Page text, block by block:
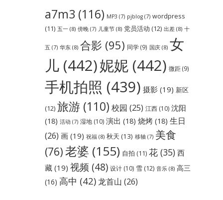
a7m3 (116) MP3 (7) pjblog(7) wordpress
(11) 五一(8) 傍晚(7) 儿童节(8) 党员活动 (12) 出差(8) 十
五 (7) 华东(8) 合影 (95) 同学(9) 国庆(8) 女
儿(442)妮妮(442) 微距(9)
手机拍照 (439) 摄影(19) 新区
(12) 旅游(110) 校园 (25) 江西(10) 沈阳
(18) 活动 (7) 湿地(10) 演出 (18) 烧烤(18) 生日
(26) 画(19) 祝福(8) 秋天 (13) 移轴(7) 美食
(76)老婆 (155) 自拍 (11) 花(35) 西
藏(19) 视频 (48) 设计(10) 雪(12) 音乐(8) 高三
(16) 高中 (42)龙首山 (26)